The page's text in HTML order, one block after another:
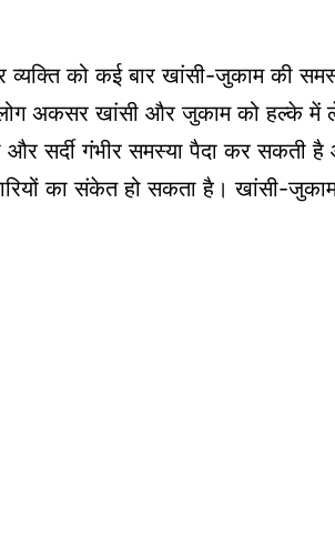
को कई बार खांसी-जुकाम की
लोग अकसर खांसी और जुकाम को हल्के में
सर्दी गंभीर समस्या पैदा कर सकती है
का संकेत हो सकता है। खांसी-